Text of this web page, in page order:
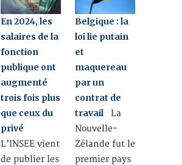
En 2024, les
salaires de la
fonction
publique ont
augmenté
trois fois plus
que ceux du
privé
L’INSEE vient
de publier les
Belgique : la
loi lie putain
et
maquereau
par un
contrat de
travailLa
Nouvelle-
Zélande fut le
premier pays